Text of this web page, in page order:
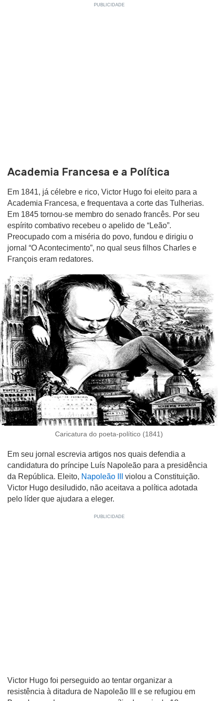
Academia Francesa e a Política
Em 1841, já célebre e rico, Victor Hugo foi eleito para a
Academia Francesa, e frequentava a corte das Tulherias.
Em 1845 tornou-se membro do senado francês. Por seu
espírito combativo recebeu o apelido de “Leão”.
Preocupado com a miséria do povo, fundou e dirigiu o
jornal “O Acontecimento”, no qual seus filhos Charles e
François eram redatores.
Caricatura do poeta-político (1841)
Em seu jornal escrevia artigos nos quais defendia a
candidatura do príncipe Luís Napoleão para a presidência
da República. Eleito, Napoleão III
violou a Constituição.
Victor Hugo desiludido, não aceitava a política adotada
pelo líder que ajudara a eleger.
Victor Hugo foi perseguido ao tentar organizar a
resistência à ditadura de Napoleão III e se refugiou em